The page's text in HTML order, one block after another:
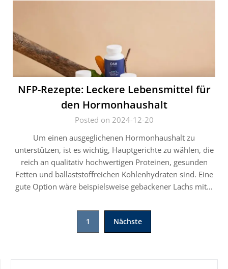
NFP-Rezepte: Leckere Lebensmittel für
den Hormonhaushalt
Posted on 2024-12-20
Um einen ausgeglichenen Hormonhaushalt zu
unterstützen, ist es wichtig, Hauptgerichte zu wählen, die
reich an qualitativ hochwertigen Proteinen, gesunden
Fetten und ballaststoffreichen Kohlenhydraten sind. Eine
gute Option wäre beispielsweise gebackener Lachs mit…
Seitennummerierung
1 Nächste